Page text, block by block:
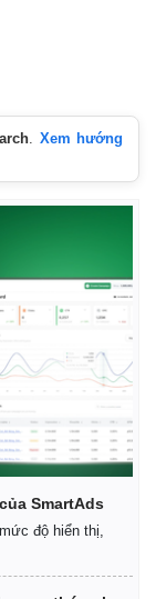
. Xem hướng
SmartAds
độ hiển thị,